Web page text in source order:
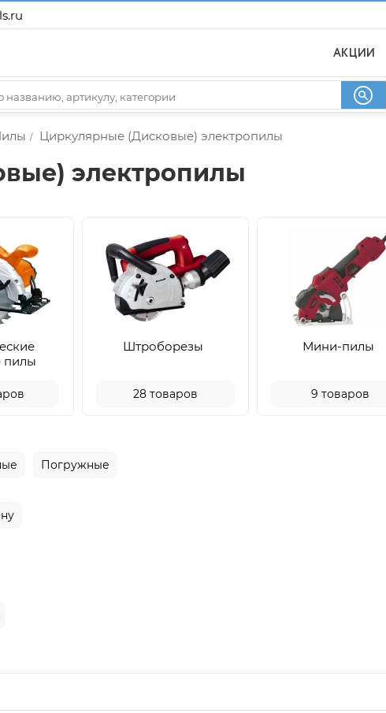
АКЦИИ
/ Циркулярные (Дисковые) электропилы
электропилы
пилы
Штроборезы
28 товаров
Мини-пилы
9товаров
Погружные